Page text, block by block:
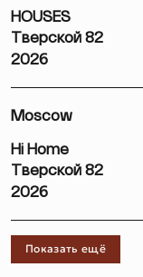
HOUSES
Тверской 82
2026
Moscow
Hi Home
Тверской 82
2026
Показать ещё